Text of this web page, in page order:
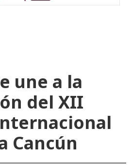
une a la
del XII
Cancún